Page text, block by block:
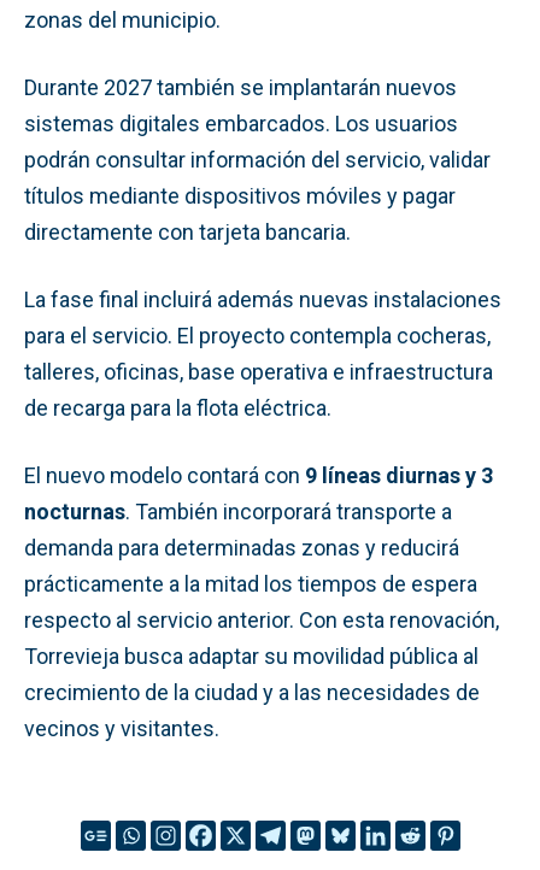
zonas del municipio.
Durante 2027 también se implantarán nuevos
sistemas digitales embarcados. Los usuarios
podrán consultar información del servicio, validar
títulos mediante dispositivos móviles y pagar
directamente con tarjeta bancaria.
La fase final incluirá además nuevas instalaciones
para el servicio. El proyecto contempla cocheras,
talleres, oficinas, base operativa e infraestructura
de recarga para la flota eléctrica.
El nuevo modelo contará con 9 líneas diurnas y 3
nocturnas. También incorporará transporte a
demanda para determinadas zonas y reducirá
prácticamente a la mitad los tiempos de espera
respecto al servicio anterior. Con esta renovación,
Torrevieja busca adaptar su movilidad pública al
crecimiento de la ciudad y a las necesidades de
vecinos y visitantes.